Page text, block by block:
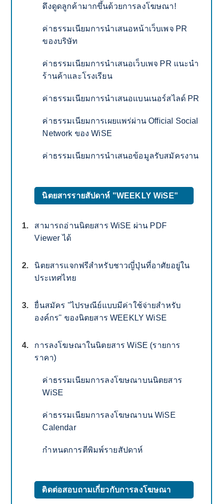
ดึงดูดลูกค้ามากขึ้นด้วยการลงโฆษณา!
ค่าธรรมเนียมการนำเสนอหน้าเว็บเพจ PR
ของบริษัท
ค่าธรรมเนียมการนำเสนอเว็บเพจ PR แนะนำ
ร้านค้าและโรงเรียน
ค่าธรรมเนียมการนำเสนอแบนเนอร์สไลด์ PR
ค่าธรรมเนียมการเผยแพร่ผ่าน Official Social
Network ของ WiSE
ค่าธรรมเนียมการนำเสนอข้อมูลรับสมัครงาน
นิตยสารรายสัปดาห์ "WEEKLY WiSE"
สามารถอ่านนิตยสาร WiSE ผ่าน PDF
Viewer ได้
นิตยสารแจกฟรีสำหรับชาวญี่ปุ่นที่อาศัยอยู่ใน
ประเทศไทย
ยื่นสมัคร "ไปรษณีย์แบบมีค่าใช้จ่ายสำหรับ
องค์กร" ของนิตยสาร WEEKLY WiSE
การลงโฆษณาในนิตยสาร WiSE (รายการ
ราคา)
ค่าธรรมเนียมการลงโฆษณาบนนิตยสาร
WiSE
ค่าธรรมเนียมการลงโฆษณาบน WiSE
Calendar
กำหนดการตีพิมพ์รายสัปดาห์
ติดต่อสอบถามเกี่ยวกับการลงโฆษณา